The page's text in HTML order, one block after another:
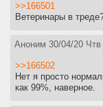
>>166501
Ветеринары в
Аноним 30/04/20
>>166502
Нет я просто
как 99%, наверное.